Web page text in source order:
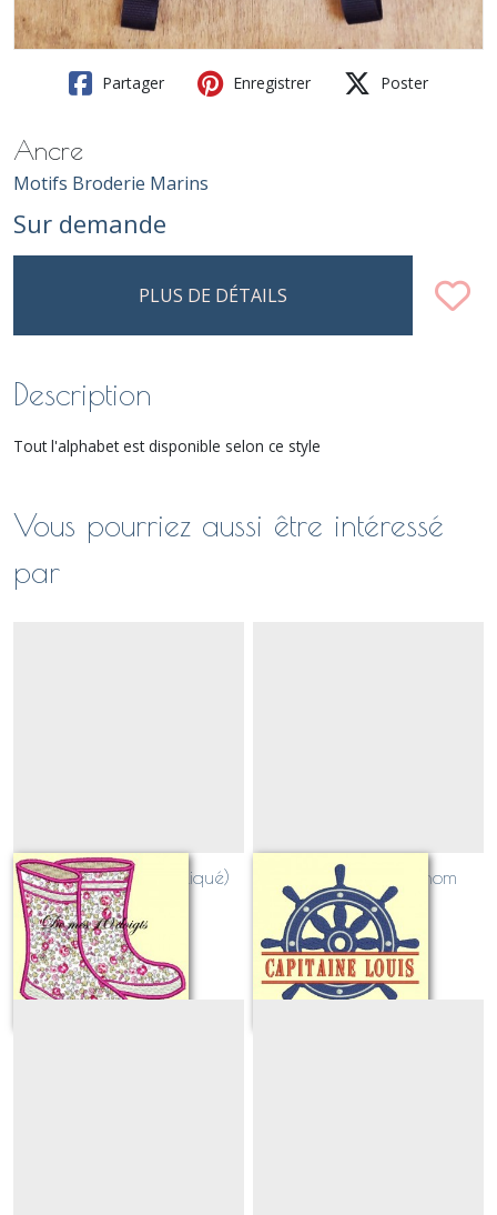
Partager Enregistrer Poster
Ancre
Motifs Broderie Marins
Sur demande
PLUS DE DÉTAILS
Description
Tout l'alphabet est disponible selon ce style
Vous pourriez aussi être intéressé
par
Bottes de pluie (appliqué)
Sur demande
Gouvernail et prénom
Sur demande